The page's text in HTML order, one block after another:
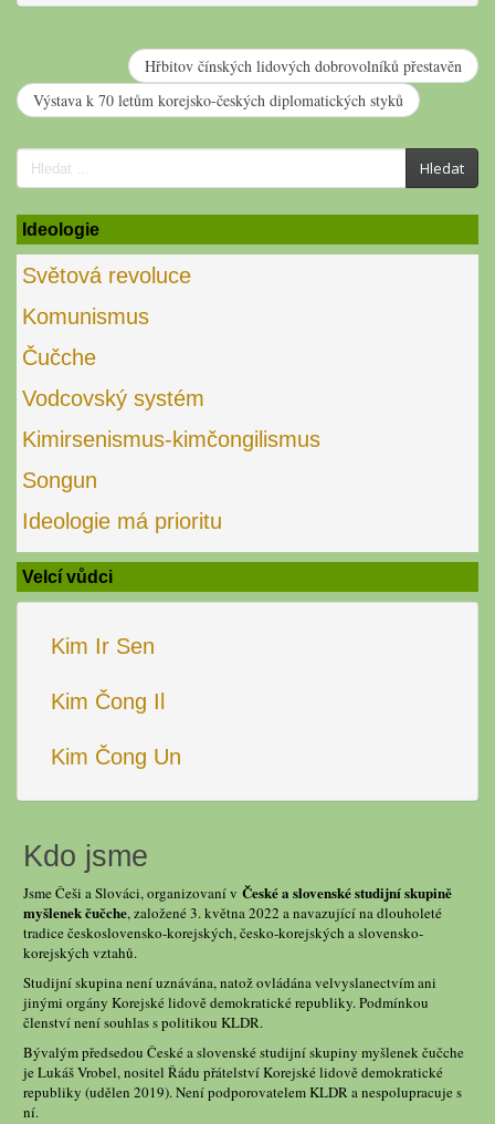
Hřbitov čínských lidových dobrovolníků přestavěn
Výstava k 70 letům korejsko-českých diplomatických styků
Search
for:
Hledat
Ideologie
Světová revoluce
Komunismus
Čučche
Vodcovský systém
Kimirsenismus-kimčongilismus
Songun
Ideologie má prioritu
Velcí vůdci
Kim Ir Sen
Kim Čong Il
Kim Čong Un
Kdo jsme
Jsme Češi a Slováci, organizovaní v České a slovenské studijní skupině
myšlenek čučche, založené 3. května 2022 a navazující na dlouholeté
tradice československo-korejských, česko-korejských a slovensko-
korejských vztahů.
Studijní skupina není uznávána, natož ovládána velvyslanectvím ani
jinými orgány Korejské lidově demokratické republiky. Podmínkou
členství není souhlas s politikou KLDR.
Bývalým předsedou České a slovenské studijní skupiny myšlenek čučche
je Lukáš Vrobel, nositel Řádu přátelství Korejské lidově demokratické
republiky (udělen 2019). Není podporovatelem KLDR a nespolupracuje s
ní.